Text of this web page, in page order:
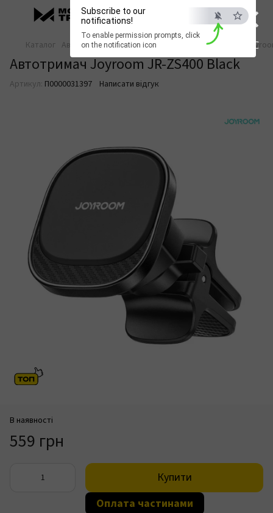
×
ESC
Subscribe to our
notifications!
To enable permission prompts, click
on the notification icon
Каталог Автотовари Автотовари Joyroom Автотримач
Автотримач Joyroom JR-ZS400 Black
Артикул: П0000031397 Написати відгук
В наявності
559 грн
Купити
Оплата частинами